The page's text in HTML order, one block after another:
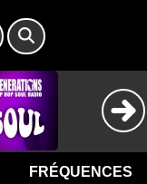
FRÉQUENCES